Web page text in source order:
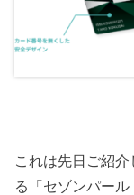
これは先日ご紹
る「セゾンパー